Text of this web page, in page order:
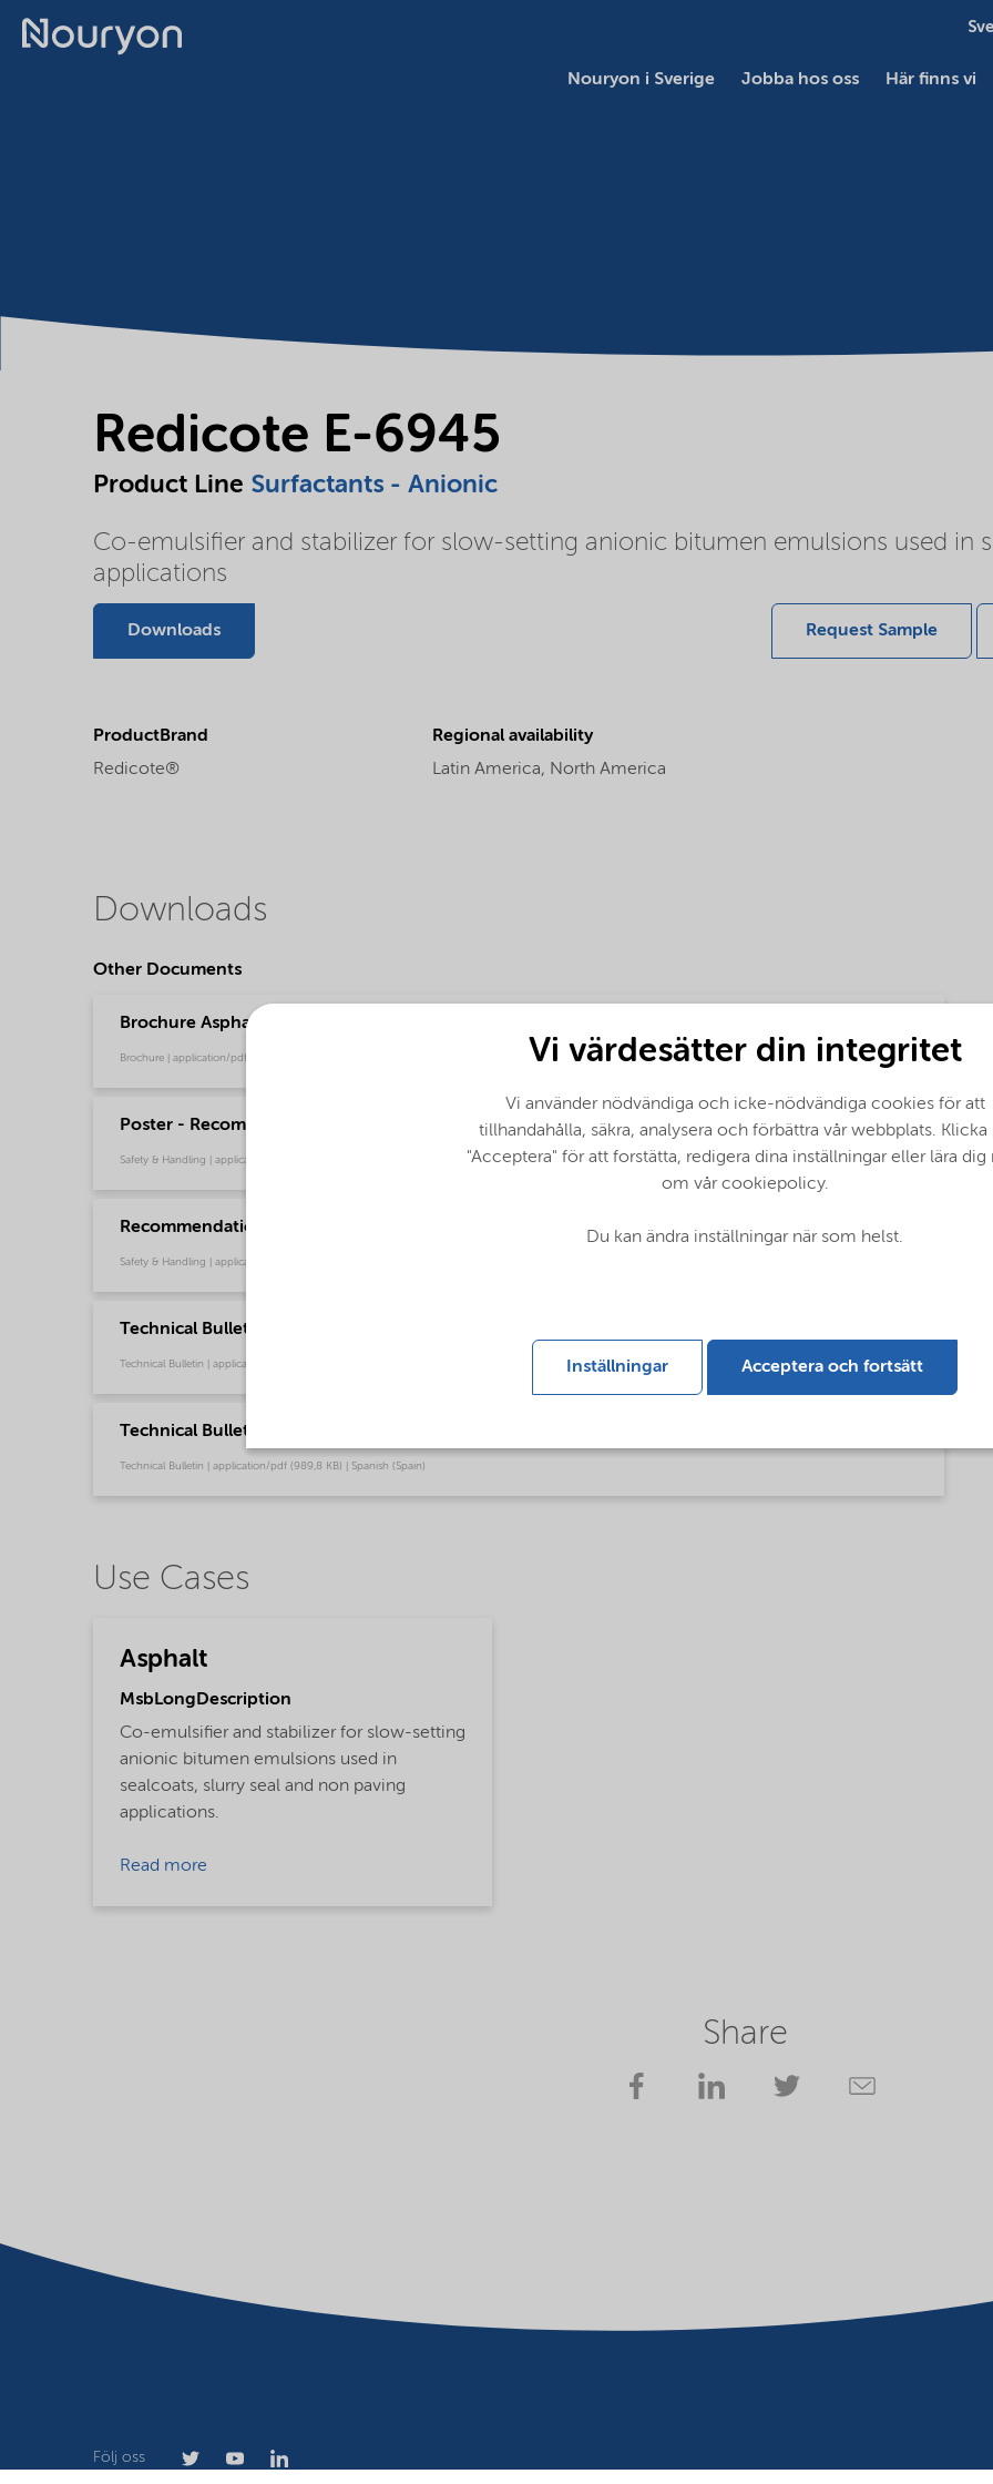
Nouryon i Sverige Jobba hos oss Här finns vi
Redicote E-6945
Product Line Surfactants - Anionic
Co-emulsifier and stabilizer for slow-setting anionic bitumen emulsions used in
applications
Downloads Request Sample
ProductBrand
Redicote®
Regional availability
Latin America, North America
Downloads
Other Documents
Brochure Asphalt Applications (English)
Brochure | application/pdf (1,9 MB) | English
Poster - Recommendations for safe handling of our fatty amine based Asphalt products (English)
Safety & Handling | application/pdf (349,7 KB) | English
Recommendations for safe handling of our fatty amine based Asphalt products (English)
Safety & Handling | application/pdf (3,6 MB) | English
Technical Bulletin Redicote E-6945 (English US)
Technical Bulletin | application/pdf (988 KB) | English
Technical Bulletin Redicote E-6945 (Spanish)
Technical Bulletin | application/pdf (989,8 KB) | Spanish (Spain)
Use Cases
Asphalt
MsbLongDescription
Co-emulsifier and stabilizer for slow-setting
anionic bitumen emulsions used in
sealcoats, slurry seal and non paving
applications.
Read more
Share
Följ oss
Vi värdesätter din integritet
Vi använder nödvändiga och icke-nödvändiga cookies för att
tillhandahålla, säkra, analysera och förbättra vår webbplats. Klicka
"Acceptera" för att forstätta, redigera dina inställningar eller lära dig
om vår cookiepolicy.
Du kan ändra inställningar när som helst.
Inställningar Acceptera och fortsätt